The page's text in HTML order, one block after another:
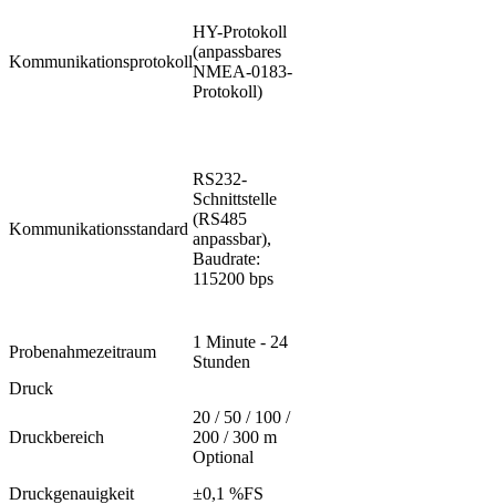
Kommunikationsprotokoll
HY-Protokoll
(anpassbares
NMEA-0183-
Protokoll)
Kommunikationsstandard
RS232-
Schnittstelle
(RS485
anpassbar),
Baudrate:
115200 bps
Probenahmezeitraum
1 Minute - 24
Stunden
Druck
Druckbereich
20 / 50 / 100 /
200 / 300 m
Optional
Druckgenauigkeit
±0,1 %FS